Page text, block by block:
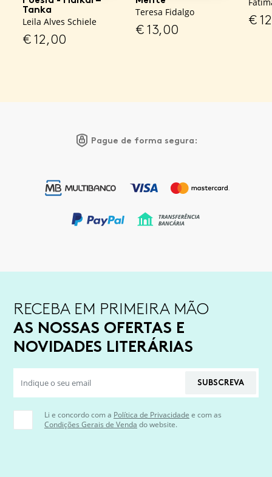
Tanka
Leila Alves Schiele
€12,00
Teresa Fidalgo
€13,00
€
Pague de forma segura:
RECEBA EM PRIMEIRA MÃO
AS NOSSAS OFERTAS E
NOVIDADES LITERÁRIAS
SUBSCREVA
Li e concordo com a Política de Privacidade e com as
Condições Gerais de Venda do website.